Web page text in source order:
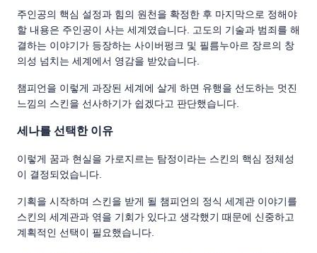
주인공의 핵심 설정과 힘의 원천을 확정한 후 마지막으로 정해야
할 내용은 주인공이 사는 세계였습니다. 고도의 기술과 범죄를 해
결하는 이야기가 등장하는 사이버펑크 및 필름누아르 장르의 창
의성 넘치는 세계에서 영감을 받았습니다.
챔피언을 이렇게 과장된 세계에 살게 하면 유행을 선도하는 멋진
느낌의 스킨을 선사하기가 쉽겠다고 판단했습니다.
세나를 선택한 이유
이렇게 꿈과 현실을 가로지르는 탐정이라는 스킨의 핵심 정체성
이 결정되었습니다.
기획을 시작하며 스킨을 받게 될 챔피언의 정식 세계관 이야기를
스킨의 세계관과 엮을 기회가 있다고 생각했기 때문에 신중하고
계획적인 선택이 필요했습니다.